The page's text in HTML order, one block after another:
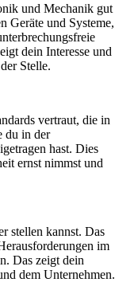
und Mechanik gut
Geräte und Systeme,
dein Interesse und
Stelle.
vertraut, die in
du in der
hast. Dies
ernst nimmst und
stellen kannst. Das
im
Das zeigt dein
dem Unternehmen.